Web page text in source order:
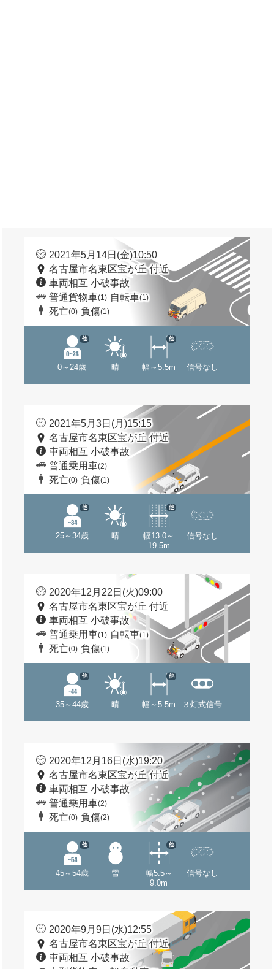
2021年5月14日(金)10:50
名古屋市名東区宝が丘 付近
車両相互 小破事故
普通貨物車(1) 自転車(1)
死亡(0) 負傷(1)
0～24歳
他
晴 幅～5.5m
他
信号なし
2021年5月3日(月)15:15
名古屋市名東区宝が丘 付近
車両相互 小破事故
普通乗用車(2)
死亡(0) 負傷(1)
25～34歳
他
晴
幅13.0～
19.5m
他
信号なし
2020年12月22日(火)09:00
名古屋市名東区宝が丘 付近
車両相互 小破事故
普通乗用車(1) 自転車(1)
死亡(0) 負傷(1)
35～44歳
他
晴 幅～5.5m
他
３灯式信号
2020年12月16日(水)19:20
名古屋市名東区宝が丘 付近
車両相互 小破事故
普通乗用車(2)
死亡(0) 負傷(2)
45～54歳
他
雪
幅5.5～
9.0m
他
信号なし
2020年9月9日(水)12:55
名古屋市名東区宝が丘 付近
車両相互 小破事故